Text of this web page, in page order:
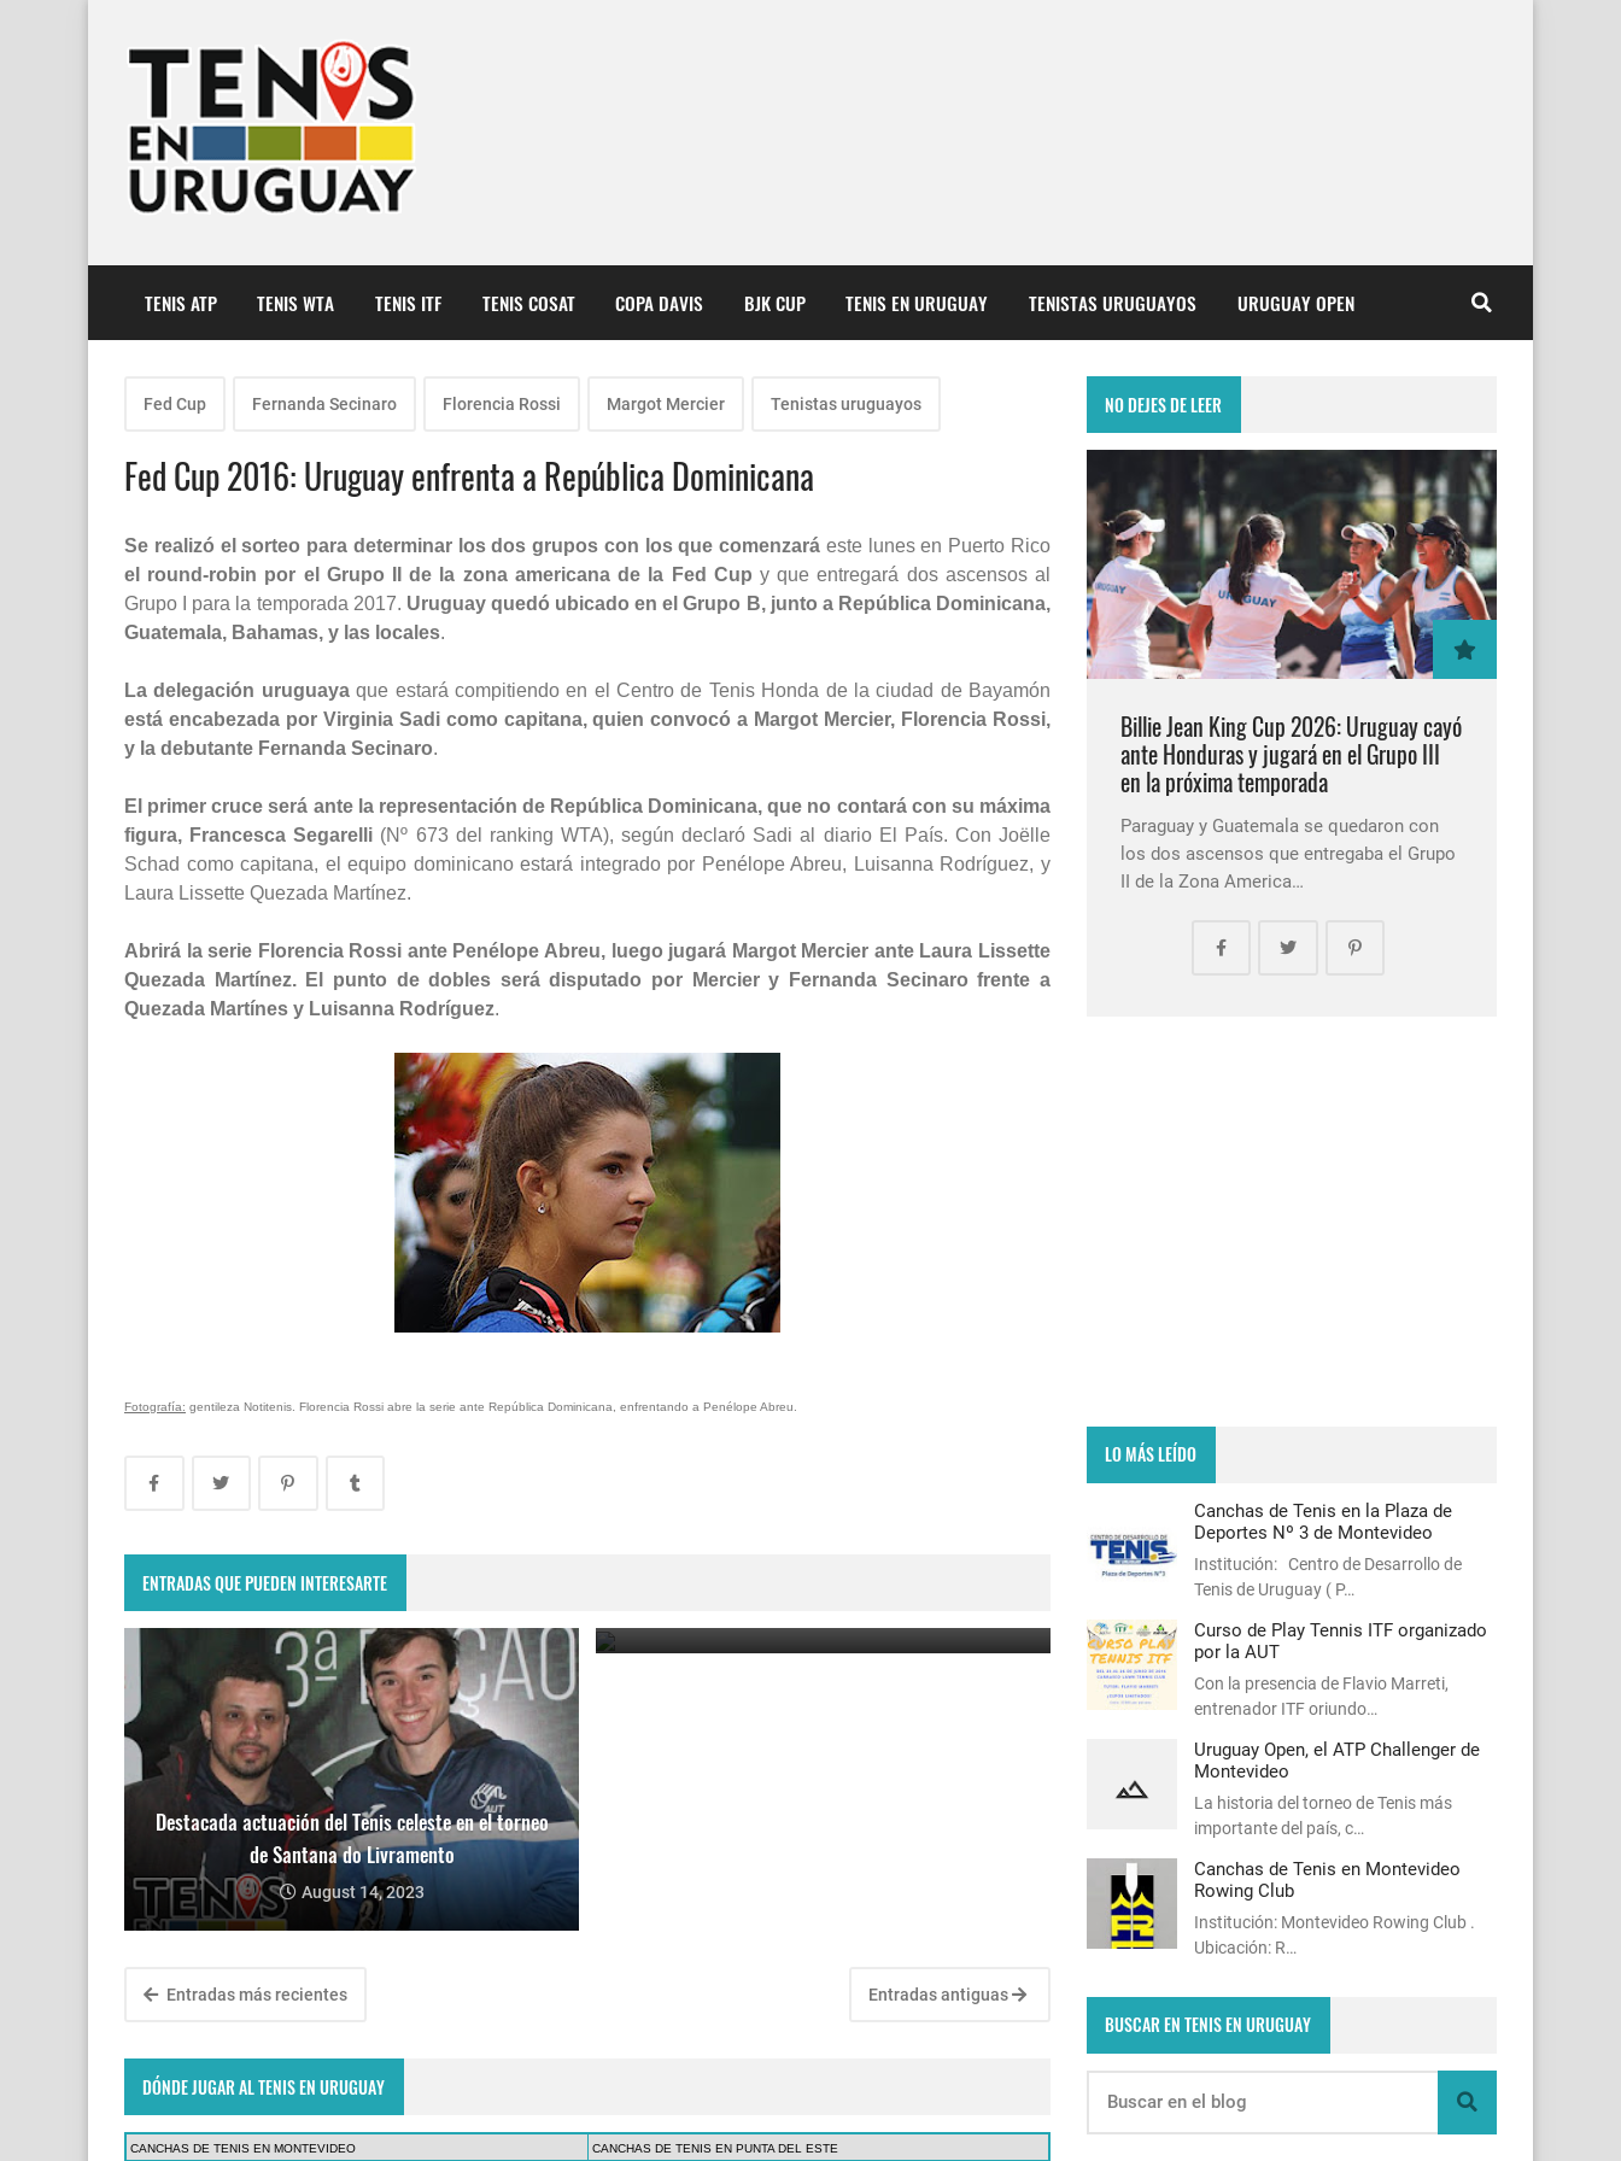
TENIS ATP TENIS WTA TENIS ITF TENIS COSAT COPA DAVIS BJK CUP TENIS EN URUGUAY TENISTAS URUGUAYOS URUGUAY OPEN
Fed Cup Fernanda Secinaro Florencia Rossi Margot Mercier Tenistas uruguayos
Fed Cup 2016: Uruguay enfrenta a República Dominicana
Se realizó el sorteo para determinar los dos grupos con los que comenzará este lunes en Puerto Rico
el round-robin por el Grupo II de la zona americana de la Fed Cup y que entregará dos ascensos al
Grupo I para la temporada 2017. Uruguay quedó ubicado en el Grupo B, junto a República Dominicana,
Guatemala, Bahamas, y las locales.
La delegación uruguayaque estará compitiendo en el Centro de Tenis Honda de la ciudad de Bayamón
está encabezada por Virginia Sadi como capitana, quien convocó a Margot Mercier, Florencia Rossi,
y la debutante Fernanda Secinaro.
El primer cruce será ante la representación de República Dominicana, que no contará con su máxima
figura, Francesca Segarelli (Nº 673 del ranking WTA), según declaró Sadi al diario El País. Con Joëlle
Schad como capitana, el equipo dominicano estará integrado por Penélope Abreu, Luisanna Rodríguez, y
Laura Lissette Quezada Martínez.
Abrirá la serie Florencia Rossi ante Penélope Abreu, luego jugará Margot Mercier ante Laura Lissette
Quezada Martínez. El punto de dobles será disputado por Mercier y Fernanda Secinaro frente a
Quezada Martínes y Luisanna Rodríguez.
Fotografía: gentileza Notitenis. Florencia Rossi abre la serie ante República Dominicana, enfrentando a Penélope Abreu.
ENTRADAS QUE PUEDEN INTERESARTE
Destacada actuación del Tenis celeste en el torneo
de Santana do Livramento
August 14, 2023
Entradas más recientes Entradas antiguas
DÓNDE JUGAR AL TENIS EN URUGUAY
CANCHAS DE TENIS EN MONTEVIDEO CANCHAS DE TENIS EN PUNTA DEL ESTE
NO DEJES DE LEER
Billie Jean King Cup 2026: Uruguay cayó
ante Honduras y jugará en el Grupo III
en la próxima temporada
Paraguay y Guatemala se quedaron con
los dos ascensos que entregaba el Grupo
II de la Zona America…
LO MÁS LEÍDO
Canchas de Tenis en la Plaza de
Deportes Nº 3 de Montevideo
Institución: Centro de Desarrollo de
Tenis de Uruguay ( P…
Curso de Play Tennis ITF organizado
por la AUT
Con la presencia de Flavio Marreti,
entrenador ITF oriundo…
Uruguay Open, el ATP Challenger de
Montevideo
La historia del torneo de Tenis más
importante del país, c…
Canchas de Tenis en Montevideo
Rowing Club
Institución: Montevideo Rowing Club .
Ubicación: R…
BUSCAR EN TENIS EN URUGUAY